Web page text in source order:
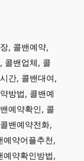
, 콜밴예약,
콜밴업체, 콜
간, 콜밴대여,
방법, 콜밴예
예약확인, 콜
밴예약전화,
예약어플추천,
예약확인방법,